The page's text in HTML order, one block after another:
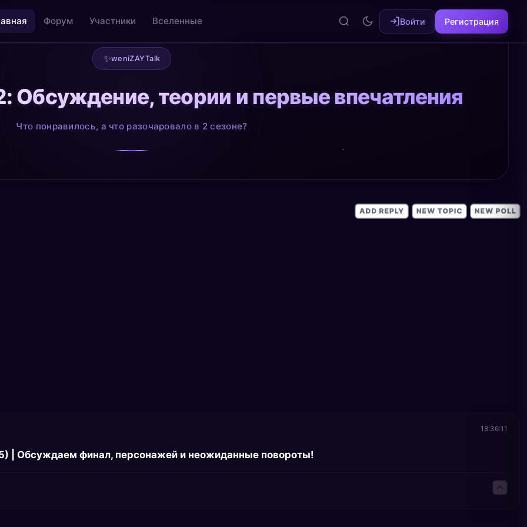
Форум Участники Вселенные Войти Регистрация
Творчество как медитация
✨weniZAYTalk
Обсуждение, теории и первые впечатления
Что понравилось, а что разочаровало в 2 сезоне?
18:36:11
| Обсуждаем финал, персонажей и неожиданные повороты!